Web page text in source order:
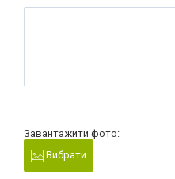
Завантажити фото:
Вибрати